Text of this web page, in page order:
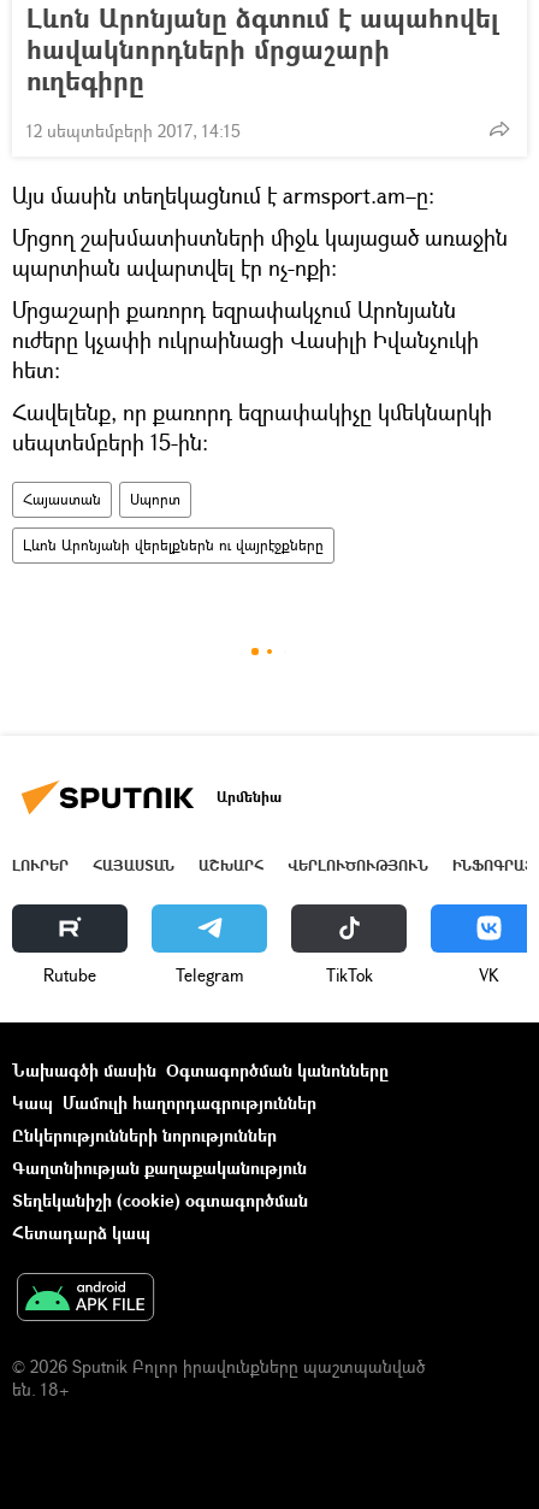
Լևոն Արոնյանը ձգտում է ապահովել
հավակնորդների մրցաշարի
ուղեգիրը
12 սեպտեմբերի 2017, 14:15
Այս մասին տեղեկացնում է armsport.am–ը։
Մրցող շախմատիստների միջև կայացած առաջին
պարտիան ավարտվել էր ոչ-ոքի:
Մրցաշարի քառորդ եզրափակչում Արոնյանն
ուժերը կչափի ուկրաինացի Վասիլի Իվանչուկի
հետ:
Հավելենք, որ քառորդ եզրափակիչը կմեկնարկի
սեպտեմբերի 15-ին:
Հայաստան Սպորտ
Լևոն Արոնյանի վերելքներն ու վայրէջքները
Արմենիա
ԼՈՒՐԵՐ ՀԱՅԱՍՏԱՆ ԱՇԽԱՐՀ ՎԵՐԼՈՒԾՈՒԹՅՈՒՆ
Rutube Telegram ТikТоk VK
Նախագծի մասին Օգտագործման կանոնները
Կապ Մամուլի հաղորդագրություններ
Ընկերությունների նորություններ
Գաղտնիության քաղաքականություն
Տեղեկանիշի (cookie) օգտագործման
Հետադարձ կապ
© 2026 Sputnik Բոլոր իրավունքները պաշտպանված
են. 18+